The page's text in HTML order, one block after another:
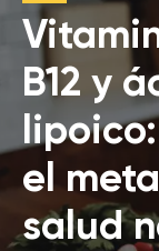
B12 y
el
salud